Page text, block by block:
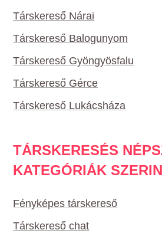
Társkereső Nárai
Társkereső Balogunyom
Társkereső Gyöngyösfalu
Társkereső Gérce
Társkereső Lukácsháza
TÁRSKERESÉS
KATEGÓRIÁK
Fényképes társkereső
Társkereső chat